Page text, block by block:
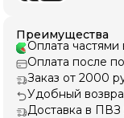
Преимущества
Оплата частями
Оплата после
Заказ от 2000
Удобный
Доставка в